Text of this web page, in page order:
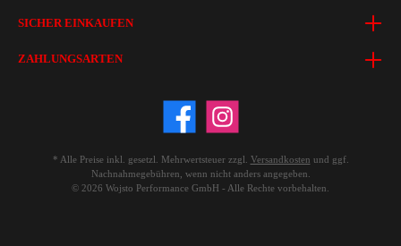
SICHER EINKAUFEN
ZAHLUNGSARTEN
* Alle Preise inkl. gesetzl. Mehrwertsteuer zzgl. Versandkosten und ggf.
Nachnahmegebühren, wenn nicht anders angegeben.
© 2026 Wojsto Performance GmbH - Alle Rechte vorbehalten.